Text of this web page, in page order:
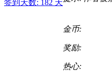
签到天数: 182 天
金币:
奖励:
热心: